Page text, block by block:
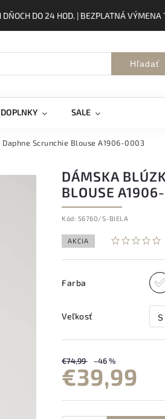
DO 24 HOD. | BEZPLATNÁ
Hľadať
SALE
Daphne Scrunchie Blouse A1906-0003
DÁMSKA
BLOUSE
Kód: 56760/S-BIELA
AKCIA
Farba
Veľkosť
€74,99 –46 %
€39,99